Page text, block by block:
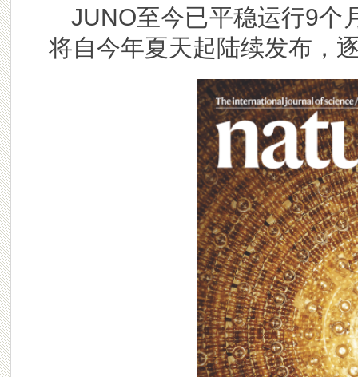
JUNO至今已平稳运行9个
将自今年夏天起陆续发布，